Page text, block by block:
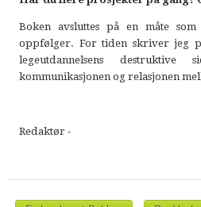
Boken avsluttes på en måte
oppfølger. For tiden skriver jeg
legeutdannelsens
kommunikasjonen og relasjonen
Redaktør -